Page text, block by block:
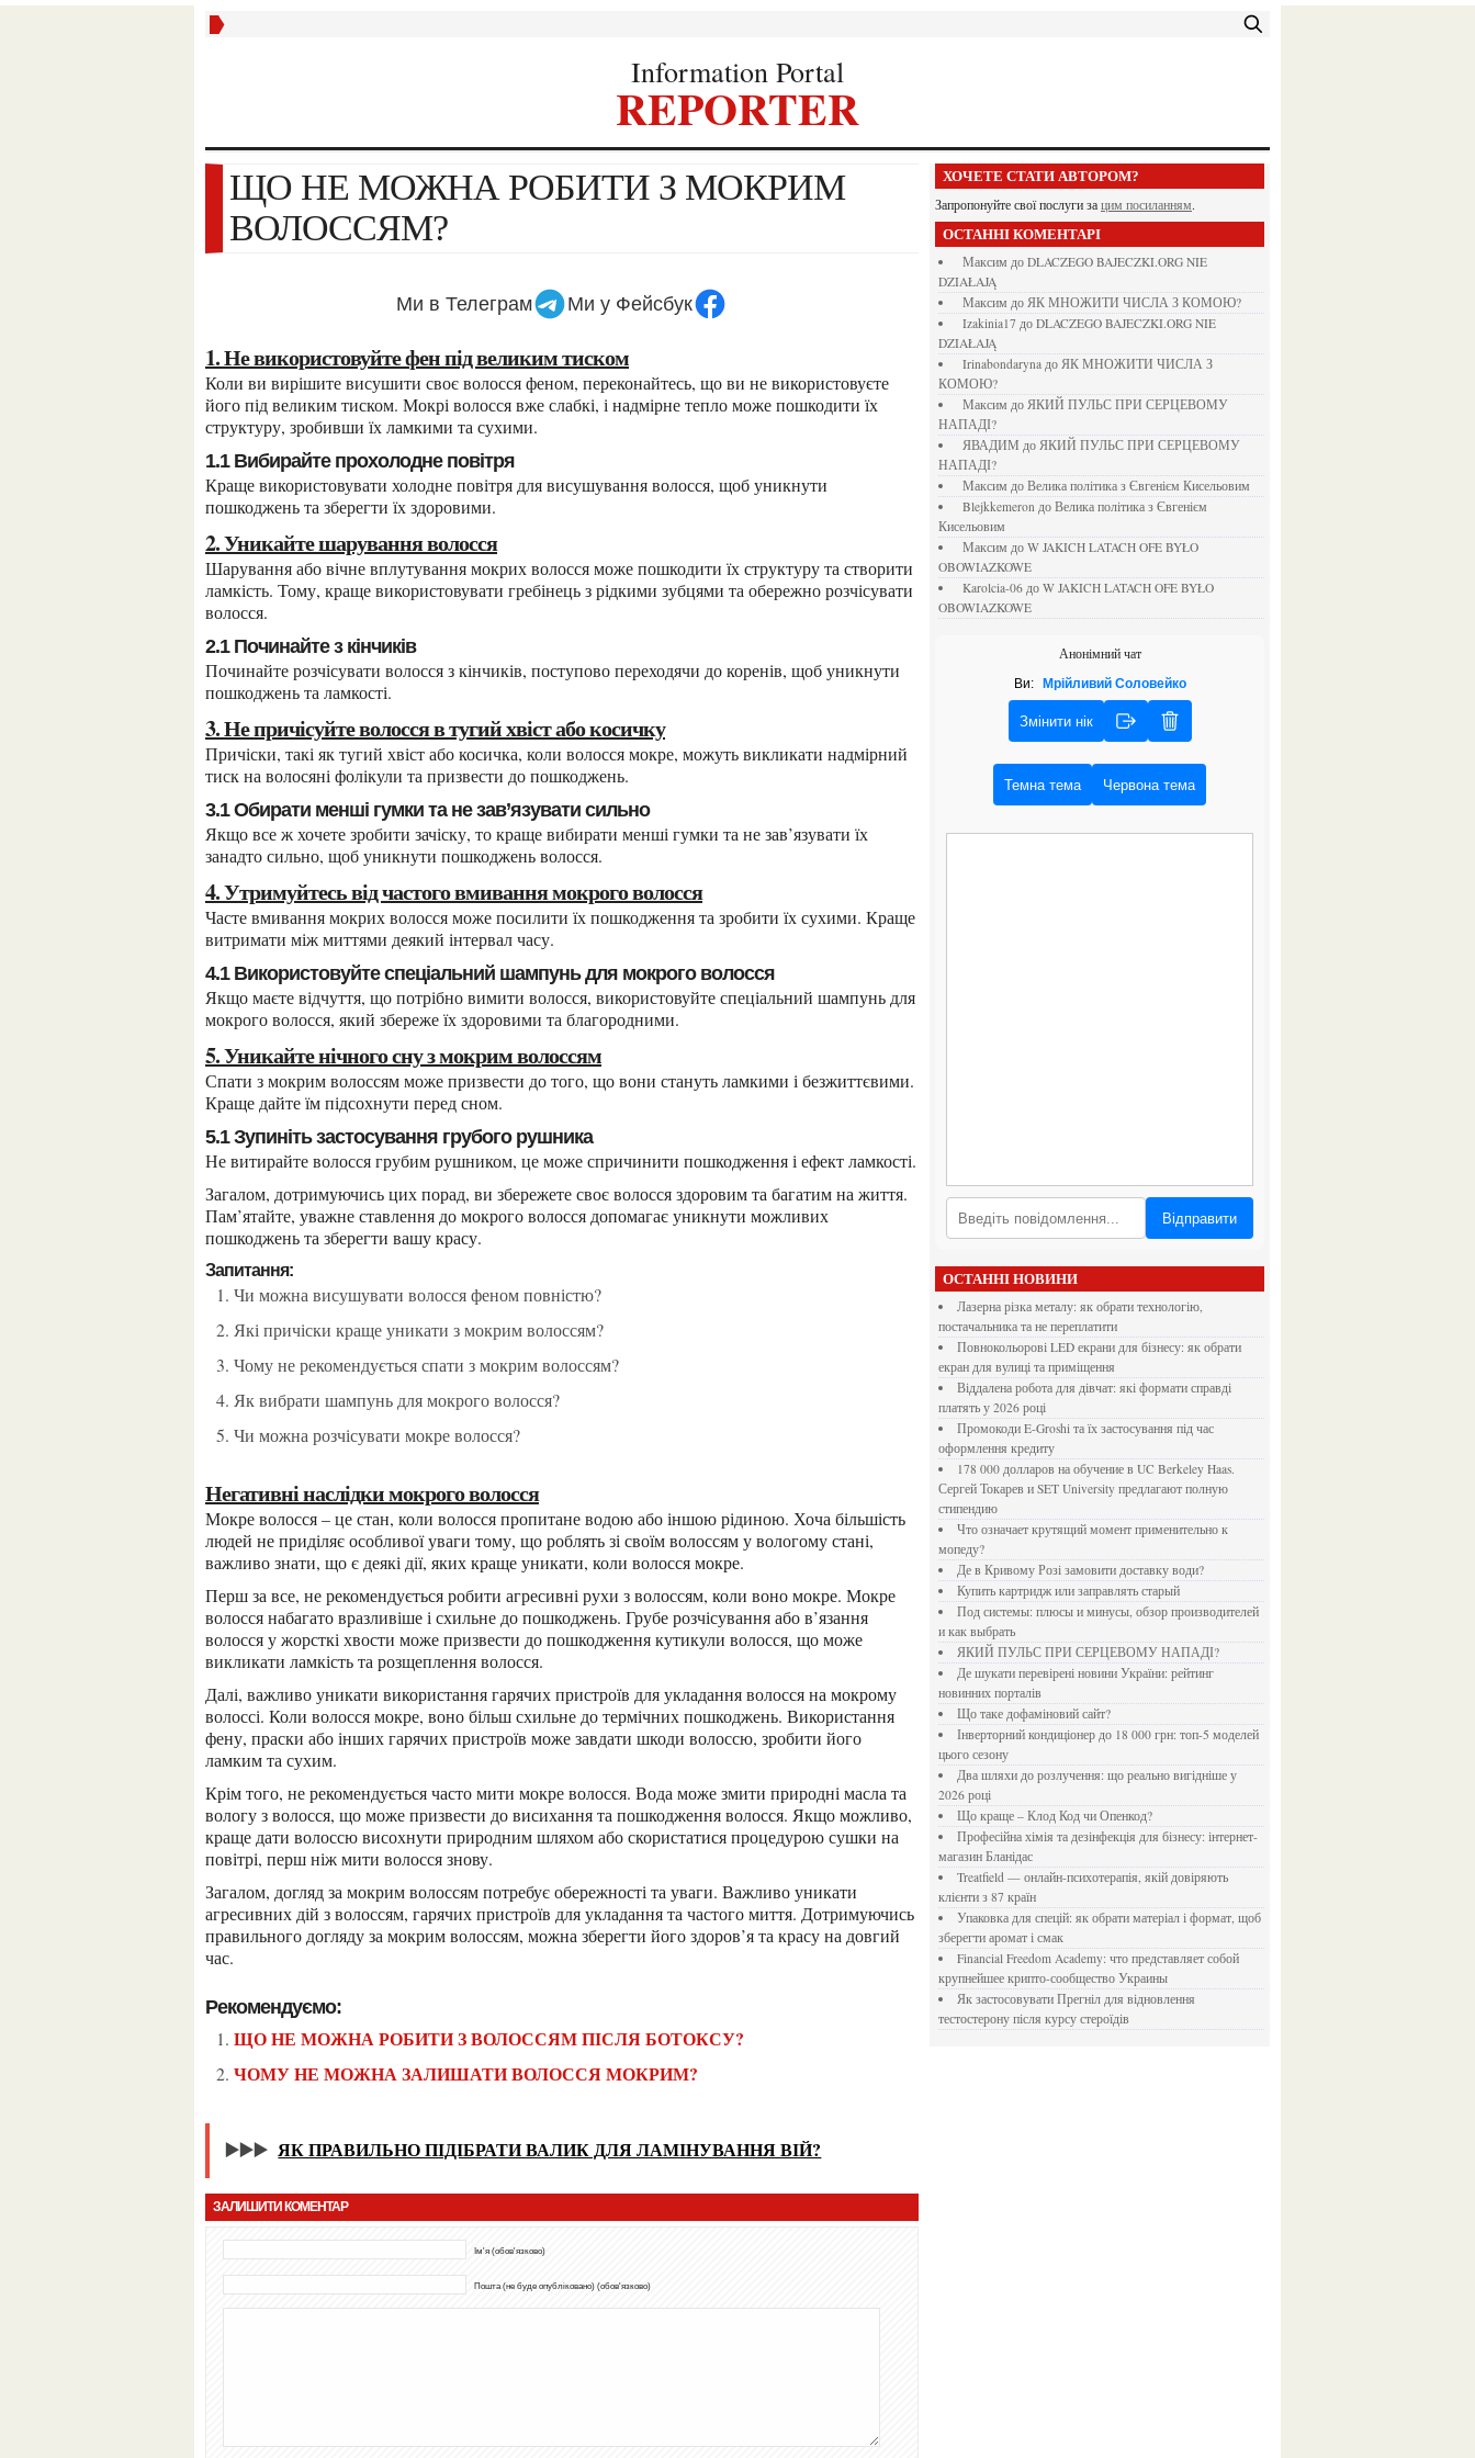
Information Portal
REPORTER
ЩО НЕ МОЖНА РОБИТИ З МОКРИМ
ВОЛОССЯМ?
Ми в Телеграм Ми у Фейсбук
1. Не використовуйте фен під великим тиском
Коли ви вирішите висушити своє волосся феном, переконайтесь, що ви не використовуєте
його під великим тиском. Мокрі волосся вже слабкі, і надмірне тепло може пошкодити їх
структуру, зробивши їх ламкими та сухими.
1.1 Вибирайте прохолодне повітря
Краще використовувати холодне повітря для висушування волосся, щоб уникнути
пошкоджень та зберегти їх здоровими.
2. Уникайте шарування волосся
Шарування або вічне вплутування мокрих волосся може пошкодити їх структуру та створити
ламкість. Тому, краще використовувати гребінець з рідкими зубцями та обережно розчісувати
волосся.
2.1 Починайте з кінчиків
Починайте розчісувати волосся з кінчиків, поступово переходячи до коренів, щоб уникнути
пошкоджень та ламкості.
3. Не причісуйте волосся в тугий хвіст або косичку
Причіски, такі як тугий хвіст або косичка, коли волосся мокре, можуть викликати надмірний
тиск на волосяні фолікули та призвести до пошкоджень.
3.1 Обирати менші гумки та не зав’язувати сильно
Якщо все ж хочете зробити зачіску, то краще вибирати менші гумки та не зав’язувати їх
занадто сильно, щоб уникнути пошкоджень волосся.
4. Утримуйтесь від частого вмивання мокрого волосся
Часте вмивання мокрих волосся може посилити їх пошкодження та зробити їх сухими. Краще
витримати між миттями деякий інтервал часу.
4.1 Використовуйте спеціальний шампунь для мокрого волосся
Якщо маєте відчуття, що потрібно вимити волосся, використовуйте спеціальний шампунь для
мокрого волосся, який збереже їх здоровими та благородними.
5. Уникайте нічного сну з мокрим волоссям
Спати з мокрим волоссям може призвести до того, що вони стануть ламкими і безжиттєвими.
Краще дайте їм підсохнути перед сном.
5.1 Зупиніть застосування грубого рушника
Не витирайте волосся грубим рушником, це може спричинити пошкодження і ефект ламкості.
Загалом, дотримуючись цих порад, ви збережете своє волосся здоровим та багатим на життя.
Пам’ятайте, уважне ставлення до мокрого волосся допомагає уникнути можливих
пошкоджень та зберегти вашу красу.
Запитання:
Чи можна висушувати волосся феном повністю?
Які причіски краще уникати з мокрим волоссям?
Чому не рекомендується спати з мокрим волоссям?
Як вибрати шампунь для мокрого волосся?
Чи можна розчісувати мокре волосся?
Негативні наслідки мокрого волосся
Мокре волосся – це стан, коли волосся пропитане водою або іншою рідиною. Хоча більшість
людей не приділяє особливої уваги тому, що роблять зі своїм волоссям у вологому стані,
важливо знати, що є деякі дії, яких краще уникати, коли волосся мокре.
Перш за все, не рекомендується робити агресивні рухи з волоссям, коли воно мокре. Мокре
волосся набагато вразливіше і схильне до пошкоджень. Грубе розчісування або в’язання
волосся у жорсткі хвости може призвести до пошкодження кутикули волосся, що може
викликати ламкість та розщеплення волосся.
Далі, важливо уникати використання гарячих пристроїв для укладання волосся на мокрому
волоссі. Коли волосся мокре, воно більш схильне до термічних пошкоджень. Використання
фену, праски або інших гарячих пристроїв може завдати шкоди волоссю, зробити його
ламким та сухим.
Крім того, не рекомендується часто мити мокре волосся. Вода може змити природні масла та
вологу з волосся, що може призвести до висихання та пошкодження волосся. Якщо можливо,
краще дати волоссю висохнути природним шляхом або скористатися процедурою сушки на
повітрі, перш ніж мити волосся знову.
Загалом, догляд за мокрим волоссям потребує обережності та уваги. Важливо уникати
агресивних дій з волоссям, гарячих пристроїв для укладання та частого миття. Дотримуючись
правильного догляду за мокрим волоссям, можна зберегти його здоров’я та красу на довгий
час.
Рекомендуємо:
ЩО НЕ МОЖНА РОБИТИ З ВОЛОССЯМ ПІСЛЯ БОТОКСУ?
ЧОМУ НЕ МОЖНА ЗАЛИШАТИ ВОЛОССЯ МОКРИМ?
▶️▶️▶️ ЯК ПРАВИЛЬНО ПІДІБРАТИ ВАЛИК ДЛЯ ЛАМІНУВАННЯ ВІЙ?
ЗАЛИШИТИ КОМЕНТАР
Ім'я (обов'язково)
Пошта (не буде опубліковано) (обов'язково)
ХОЧЕТЕ СТАТИ АВТОРОМ?
Запропонуйте свої послуги за цим посиланням.
ОСТАННІ КОМЕНТАРІ
Максим до DLACZEGO BAJECZKI.ORG NIE
DZIAŁAJĄ
Максим до ЯК МНОЖИТИ ЧИСЛА З КОМОЮ?
izakinia17 до DLACZEGO BAJECZKI.ORG NIE
DZIAŁAJĄ
irinabondarynaдо ЯК МНОЖИТИ ЧИСЛА З
КОМОЮ?
Максим до ЯКИЙ ПУЛЬС ПРИ СЕРЦЕВОМУ
НАПАДІ?
ЯВАДИМ до ЯКИЙ ПУЛЬС ПРИ СЕРЦЕВОМУ
НАПАДІ?
Максим до Велика політика з Євгенієм Кисельовим
blejkkemeronдо Велика політика з Євгенієм
Кисельовим
Максим до W JAKICH LATACH OFE BYŁO
OBOWIAZKOWE
karolcia-06до W JAKICH LATACH OFE BYŁO
OBOWIAZKOWE
Анонімний чат
Ви: Мрійливий Соловейко
Змінити нік
Темна тема Червона тема
Відправити
ОСТАННІ НОВИНИ
Лазерна різка металу: як обрати технологію,
постачальника та не переплатити
Повнокольорові LED екрани для бізнесу: як обрати
екран для вулиці та приміщення
Віддалена робота для дівчат: які формати справді
платять у 2026 році
Промокоди E-Groshi та їх застосування під час
оформлення кредиту
178 000 долларов на обучение в UC Berkeley Haas.
Сергей Токарев и SET University предлагают полную
стипендию
Что означает крутящий момент применительно к
мопеду?
Де в Кривому Розі замовити доставку води?
Купить картридж или заправлять старый
Под системы: плюсы и минусы, обзор производителей
и как выбрать
ЯКИЙ ПУЛЬС ПРИ СЕРЦЕВОМУ НАПАДІ?
Де шукати перевірені новини України: рейтинг
новинних порталів
Що таке дофаміновий сайт?
Інверторний кондиціонер до 18 000 грн: топ-5 моделей
цього сезону
Два шляхи до розлучення: що реально вигідніше у
2026 році
Що краще – Клод Код чи Опенкод?
Професійна хімія та дезінфекція для бізнесу: інтернет-
магазин Бланідас
Treatfield — онлайн-психотерапія, якій довіряють
клієнти з 87 країн
Упаковка для спецій: як обрати матеріал і формат, щоб
зберегти аромат і смак
Financial Freedom Academy: что представляет собой
крупнейшее крипто-сообщество Украины
Як застосовувати Прегніл для відновлення
тестостерону після курсу стероїдів